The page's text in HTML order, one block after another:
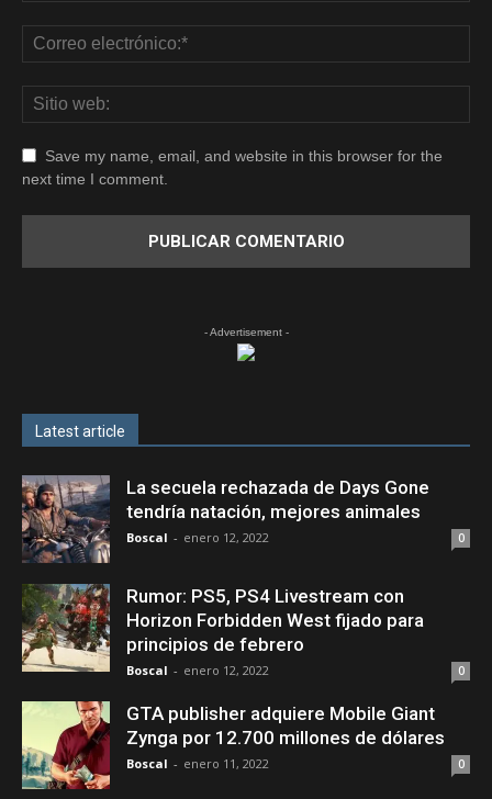
Save my name, email, and website in this browser for the
next time I comment.
- Advertisement -
Latest article
La secuela rechazada de Days Gone
tendría natación, mejores animales
Boscal - enero 12, 2022 0
Rumor: PS5, PS4 Livestream con
Horizon Forbidden West fijado para
principios de febrero
Boscal - enero 12, 2022 0
GTA publisher adquiere Mobile Giant
Zynga por 12.700 millones de dólares
Boscal - enero 11, 2022 0